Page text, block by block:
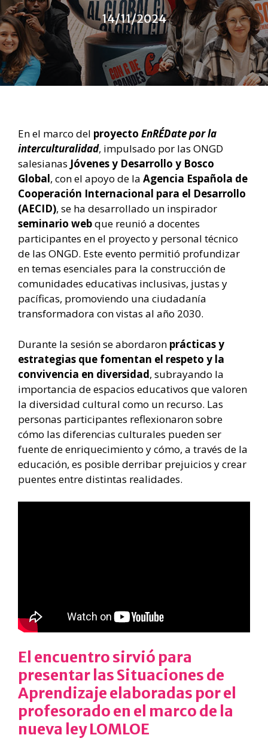
14/11/2024
En el marco del proyecto EnRÉDate por la
interculturalidad, impulsado por las ONGD
salesianas Jóvenes y Desarrollo y Bosco
Global, con el apoyo de la Agencia Española de
Cooperación Internacional para el Desarrollo
(AECID), se ha desarrollado un inspirador
seminario webque reunió a docentes
participantes en el proyecto y personal técnico
de las ONGD. Este evento permitió profundizar
en temas esenciales para la construcción de
comunidades educativas inclusivas, justas y
pacíficas, promoviendo una ciudadanía
transformadora con vistas al año 2030.
Durante la sesión se abordaron prácticas y
estrategias que fomentan el respeto y la
convivencia en diversidad, subrayando la
importancia de espacios educativos que valoren
la diversidad cultural como un recurso. Las
personas participantes reflexionaron sobre
cómo las diferencias culturales pueden ser
fuente de enriquecimiento y cómo, a través de la
educación, es posible derribar prejuicios y crear
puentes entre distintas realidades.
El encuentro sirvió para
presentar las Situaciones de
Aprendizaje elaboradas por el
profesorado en el marco de la
nueva ley LOMLOE